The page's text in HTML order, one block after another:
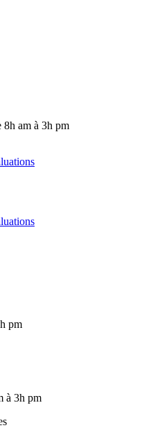
am à 3h pm
pm
à 3h pm